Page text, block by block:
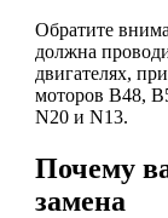
Обратите
должна
двигателях,
моторов B48,
N20 и N13.
Почему
замена